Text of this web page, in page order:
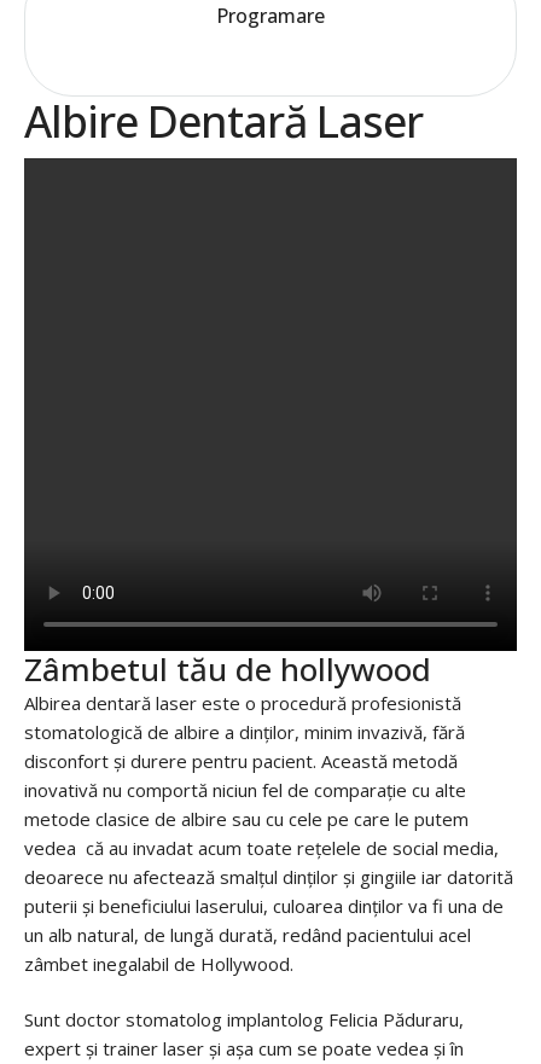
Programare
Albire Dentară Laser
Zâmbetul tău de hollywood
Albirea dentară laser este o procedură profesionistă
stomatologică de albire a dinților, minim invazivă, fără
disconfort și durere pentru pacient. Această metodă
inovativă nu comportă niciun fel de comparație cu alte
metode clasice de albire sau cu cele pe care le putem
vedea că au invadat acum toate rețelele de social media,
deoarece nu afectează smalțul dinților și gingiile iar datorită
puterii și beneficiului laserului, culoarea dinților va fi una de
un alb natural, de lungă durată, redând pacientului acel
zâmbet inegalabil de Hollywood.
Sunt doctor stomatolog implantolog Felicia Păduraru,
expert și trainer laser și așa cum se poate vedea și în